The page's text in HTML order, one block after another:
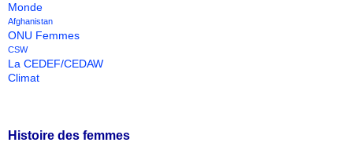
Monde
Afghanistan
ONU Femmes
CSW
La CEDEF/CEDAW
Climat
Histoire des femmes